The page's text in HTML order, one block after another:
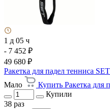
1 д 05 ч
- 7 452 ₽
49 680 ₽
Ракетка для падел тенниса
Мало
Купить Ракетка для
Купили
38 раз